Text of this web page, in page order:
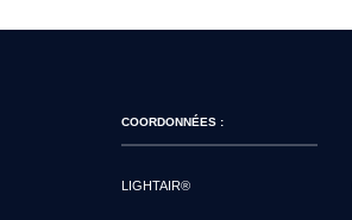
COORDONNÉES :
LIGHTAIR®